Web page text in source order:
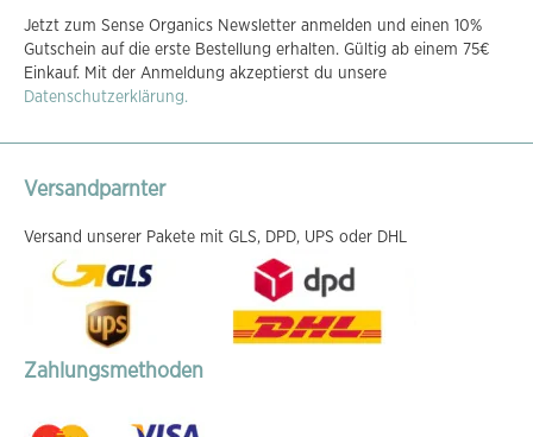
für
unseren
Newsletter
an:
Jetzt zum Sense Organics Newsletter anmelden und einen 10%
Gutschein auf die erste Bestellung erhalten. Gültig ab einem 75€
Einkauf. Mit der Anmeldung akzeptierst du unsere
Datenschutzerklärung.
Versandparnter
Versand unserer Pakete mit GLS, DPD, UPS oder DHL
Zahlungsmethoden